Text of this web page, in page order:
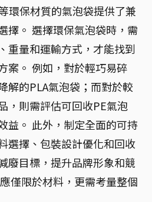
環保材質的氣泡袋提供了兼
擇。 選擇環保氣泡袋時，需
重量和運輸方式，才能找到
案。 例如，對於輕巧易碎
解的PLA氣泡袋；而對於較
，則需評估可回收PE氣泡
益。 此外，制定全面的可持
選擇、包裝設計優化和回收
廢目標，提升品牌形象和競
僅限於材料，更需考量整個